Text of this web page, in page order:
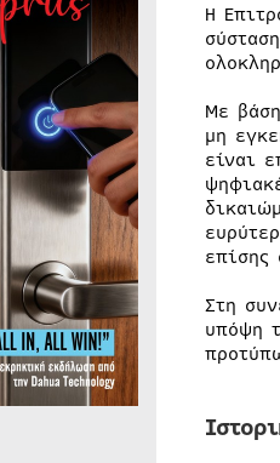
Η
Με
μη
είναι
επίσης
Στη
υπόψη